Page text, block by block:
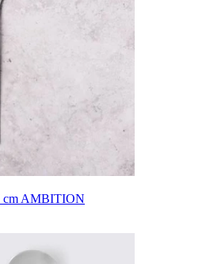
cm AMBITION